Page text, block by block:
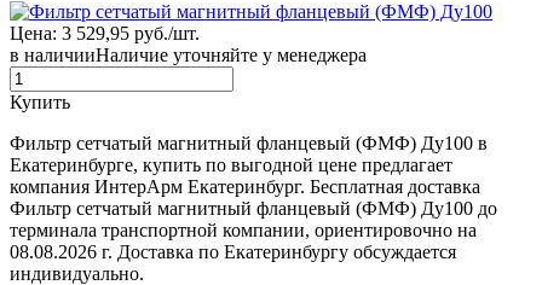
Цена: 3 529,95 руб./шт.
в наличииНаличие уточняйте у менеджера
Купить
Фильтр сетчатый магнитный фланцевый (ФМФ) Ду100 в
Екатеринбурге, купить по выгодной цене предлагает
компания ИнтерАрм Екатеринбург. Бесплатная доставка
Фильтр сетчатый магнитный фланцевый (ФМФ) Ду100 до
терминала транспортной компании, ориентировочно на
08.08.2026 г. Доставка по Екатеринбургу обсуждается
индивидуально.